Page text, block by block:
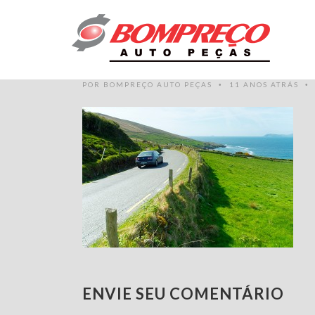
BANNER-
POR BOMPREÇO AUTO PEÇAS • 11 ANOS ATRÁS •
ENVIE SEU COMENTÁRIO